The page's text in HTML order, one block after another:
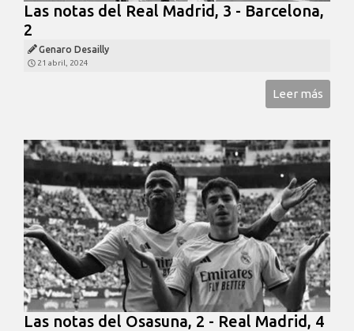
Las notas del Real Madrid, 3 - Barcelona,
2
Genaro Desailly
21 abril, 2024
Leer más
Las notas del Osasuna, 2 - Real Madrid, 4